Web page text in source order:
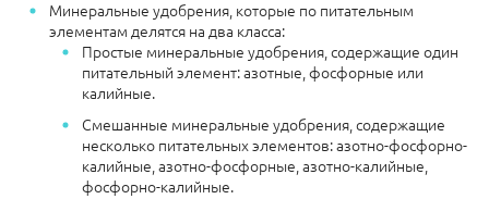
Минеральные удобрения, которые по питательным
элементам делятся на два класса:
Простые минеральные удобрения, содержащие один
питательный элемент: азотные, фосфорные или
калийные.
Смешанные минеральные удобрения, содержащие
несколько питательных элементов: азотно-фосфорно-
калийные, азотно-фосфорные, азотно-калийные,
фосфорно-калийные.